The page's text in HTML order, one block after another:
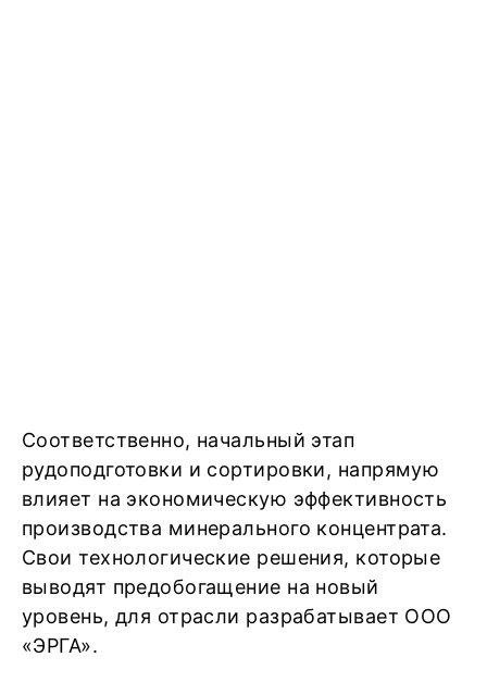
Соответственно, начальный этап
рудоподготовки и сортировки, напрямую
влияет на экономическую эффективность
производства минерального концентрата.
Свои технологические решения, которые
выводят предобогащение на новый
уровень, для отрасли разрабатывает ООО
«ЭРГА».